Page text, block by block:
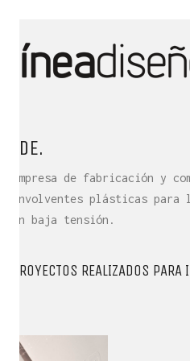
IDE.
Empresa de fabricación y
envolventes plásticas
en baja tensión.
PROYECTOS REALIZADOS PARA
actividad se
de la creatividad, la